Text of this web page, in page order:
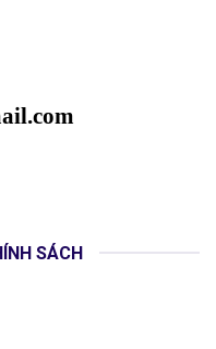
SÁCH